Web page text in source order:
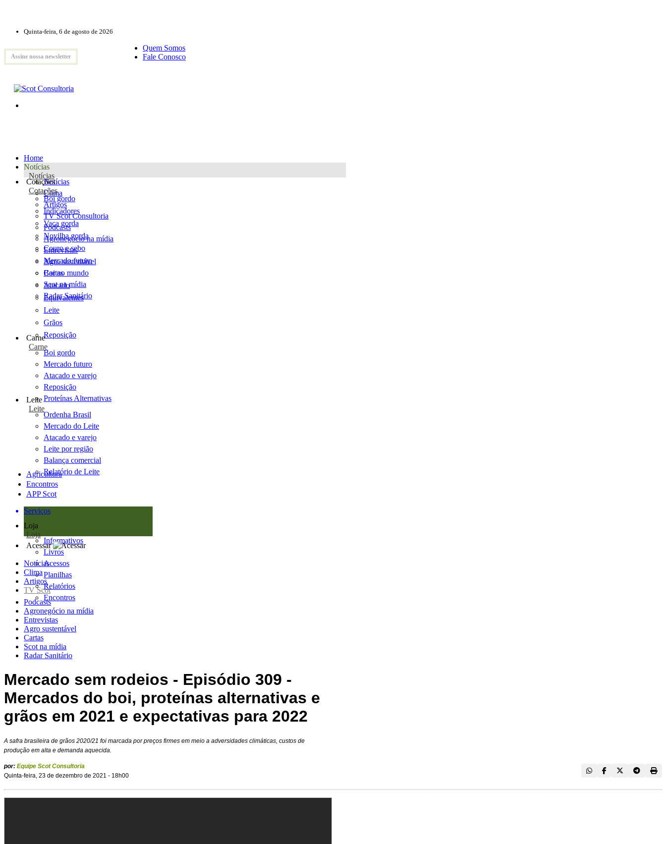
Quinta-feira, 6 de agosto de 2026
Assine nossa newsletter
Quem Somos
Fale Conosco
Home
Notícias
Notícias
Notícias
Clima
Artigos
TV Scot Consultoria
Podcasts
Agronegócio na mídia
Entrevistas
Agro sustentável
Cartas
Scot na mídia
Radar Sanitário
Cotações
Cotações
Boi gordo
Indicadores
Vaca gorda
Novilha gorda
Couro e sebo
Mercado futuro
Boi no mundo
Atacado
Equivalentes
Leite
Grãos
Reposição
Carne
Carne
Boi gordo
Mercado futuro
Atacado e varejo
Reposição
Proteínas Alternativas
Leite
Leite
Ordenha Brasil
Mercado do Leite
Atacado e varejo
Leite por região
Balança comercial
Relatório de Leite
Agricultura
Encontros
APP Scot
Serviços
Loja
Loja
Informativos
Livros
Acessos
Planilhas
Relatórios
Encontros
Acessar
Notícias
Clima
Artigos
TV Scot
Podcasts
Agronegócio na mídia
Entrevistas
Agro sustentável
Cartas
Scot na mídia
Radar Sanitário
Mercado sem rodeios - Episódio 309 -
Mercados do boi, proteínas alternativas e
grãos em 2021 e expectativas para 2022
A safra brasileira de grãos 2020/21 foi marcada por preços firmes em meio a adversidades climáticas, custos de
produção em alta e demanda aquecida.
por: Equipe Scot Consultoria
Quinta-feira, 23 de dezembro de 2021 - 18h00